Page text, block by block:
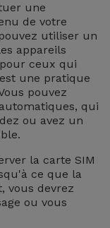
une
de votre
utiliser un
appareils
pour ceux qui
une pratique
pouvez
qui
ou avez un
la carte SIM
ce que la
vous devrez
ou vous